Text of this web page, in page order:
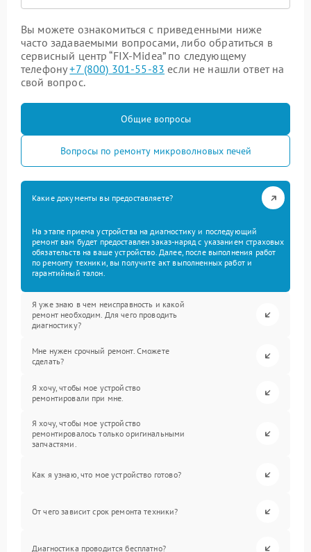
Вы можете ознакомиться с приведенными ниже
часто задаваемыми вопросами, либо обратиться в
сервисный центр “FIX-Midea” по следующему
телефону+7 (800) 301-55-83 если не нашли ответ на
свой вопрос.
Общие вопросы
Вопросы по ремонту микроволновых печей
Какие документы вы предоставляете?
На этапе приема устройства на диагностику и последующий
ремонт вам будет предоставлен заказ-наряд с указанием страховых
обязательств на ваше устройство. Далее, после выполнения работ
по ремонту техники, вы получите акт выполненных работ и
гарантийный талон.
Я уже знаю в чем неисправность и какой
ремонт необходим. Для чего проводить
диагностику?
Мне нужен срочный ремонт. Сможете
сделать?
Я хочу, чтобы мое устройство
ремонтировали при мне.
Я хочу, чтобы мое устройство
ремонтировалось только оригинальными
запчастями.
Как я узнаю, что мое устройство готово?
От чего зависит срок ремонта техники?
Диагностика проводится бесплатно?